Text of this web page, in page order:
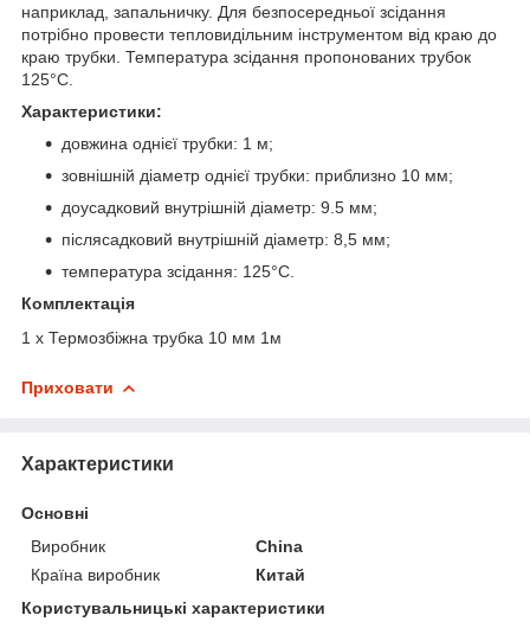
наприклад, запальничку. Для безпосередньої зсідання
потрібно провести тепловидільним інструментом від краю до
краю трубки. Температура зсідання пропонованих трубок
125°C.
Характеристики:
довжина однієї трубки: 1 м;
зовнішній діаметр однієї трубки: приблизно 10 мм;
доусадковий внутрішній діаметр: 9.5 мм;
післясадковий внутрішній діаметр: 8,5 мм;
температура зсідання: 125°C.
Комплектація
1 х Термозбіжна трубка 10 мм 1м
Приховати
Характеристики
Основні
Виробник
China
Країна виробник
Китай
Користувальницькі характеристики